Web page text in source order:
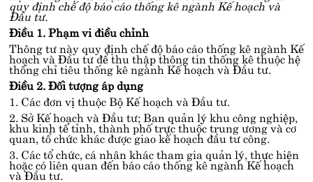
quy định chế độ báo cáo thống kê ngành Kế hoạch và
Đầu tư.
Điều 1. Phạm vi điều chỉnh
Thông tư này quy định chế độ báo cáo thống kê ngành Kế
hoạch và Đầu tư để thu thập thông tin thống kê thuộc hệ
thống chỉ tiêu thống kê ngành Kế hoạch và Đầu tư.
Điều 2. Đối tượng áp dụng
1. Các đơn vị thuộc Bộ Kế hoạch và Đầu tư.
2. Sở Kế hoạch và Đầu tư; Ban quản lý khu công nghiệp,
khu kinh tế tỉnh, thành phố trực thuộc trung ương và cơ
quan, tổ chức khác được giao kế hoạch đầu tư công.
3. Các tổ chức, cá nhân khác tham gia quản lý, thực hiện
hoặc có liên quan đến báo cáo thống kê ngành Kế hoạch
và Đầu tư.